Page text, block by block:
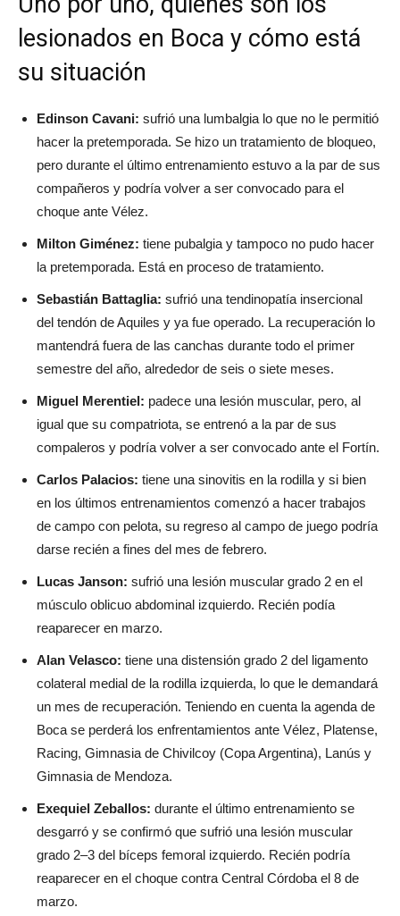
lesionados en Boca y cómo está
su situación
Edinson Cavani: sufrió una lumbalgia lo que no le permitió
hacer la pretemporada. Se hizo un tratamiento de bloqueo,
pero durante el último entrenamiento estuvo a la par de sus
compañeros y podría volver a ser convocado para el
choque ante Vélez.
Milton Giménez: tiene pubalgia y tampoco no pudo hacer
la pretemporada. Está en proceso de tratamiento.
Sebastián Battaglia: sufrió una tendinopatía insercional
del tendón de Aquiles y ya fue operado. La recuperación lo
mantendrá fuera de las canchas durante todo el primer
semestre del año, alrededor de seis o siete meses.
Miguel Merentiel: padece una lesión muscular, pero, al
igual que su compatriota, se entrenó a la par de sus
compaleros y podría volver a ser convocado ante el Fortín.
Carlos Palacios: tiene una sinovitis en la rodilla y si bien
en los últimos entrenamientos comenzó a hacer trabajos
de campo con pelota, su regreso al campo de juego podría
darse recién a fines del mes de febrero.
Lucas Janson: sufrió una lesión muscular grado 2 en el
músculo oblicuo abdominal izquierdo. Recién podía
reaparecer en marzo.
Alan Velasco: tiene una distensión grado 2 del ligamento
colateral medial de la rodilla izquierda, lo que le demandará
un mes de recuperación. Teniendo en cuenta la agenda de
Boca se perderá los enfrentamientos ante Vélez, Platense,
Racing, Gimnasia de Chivilcoy (Copa Argentina), Lanús y
Gimnasia de Mendoza.
Exequiel Zeballos: durante el último entrenamiento se
desgarró y se confirmó que sufrió una lesión muscular
grado 2–3 del bíceps femoral izquierdo. Recién podría
reaparecer en el choque contra Central Córdoba el 8 de
marzo.